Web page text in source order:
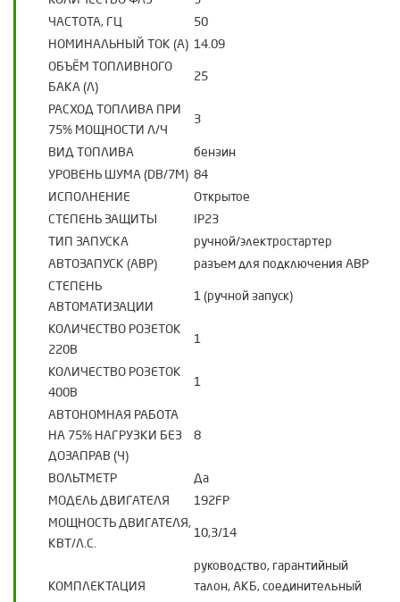
ЧАСТОТА, ГЦ
50
НОМИНАЛЬНЫЙ ТОК (А) 14.09
ОБЪЁМ ТОПЛИВНОГО
БАКА (Л)
25
РАСХОД ТОПЛИВА ПРИ
75% МОЩНОСТИ Л/Ч
3
ВИД ТОПЛИВА
бензин
УРОВЕНЬ ШУМА (DB/7М) 84
ИСПОЛНЕНИЕ
Открытое
СТЕПЕНЬ ЗАЩИТЫ
IP23
ТИП ЗАПУСКА
ручной/электростартер
АВТОЗАПУСК (АВР)
разъем для подключения АВР
СТЕПЕНЬ
АВТОМАТИЗАЦИИ
1 (ручной запуск)
КОЛИЧЕСТВО РОЗЕТОК
220В
1
КОЛИЧЕСТВО РОЗЕТОК
400В
1
АВТОНОМНАЯ РАБОТА
НА 75% НАГРУЗКИ БЕЗ
ДОЗАПРАВ (Ч)
8
ВОЛЬТМЕТР
Да
МОДЕЛЬ ДВИГАТЕЛЯ
192FP
МОЩНОСТЬ ДВИГАТЕЛЯ,
КВТ/Л.С.
10,3/14
КОМПЛЕКТАЦИЯ
руководство, гарантийный
талон, АКБ, соединительный